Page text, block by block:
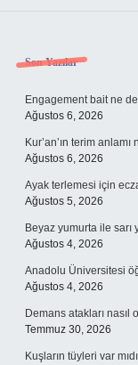
Sidebar
Son Yazılar
Engagement bait ne
Ağustos 6, 2026
Kur’an’ın terim anlamı
Ağustos 6, 2026
Ayak terlemesi için
Ağustos 5, 2026
Beyaz yumurta ile sarı
Ağustos 4, 2026
Anadolu Üniversitesi
Ağustos 4, 2026
Demans atakları nasıl
Temmuz 30, 2026
Kuşların tüyleri var